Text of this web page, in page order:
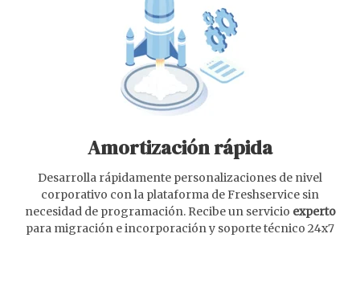
Amortización rápida
Desarrolla rápidamente personalizaciones de nivel
corporativo con la plataforma de Freshservice sin
necesidad de programación. Recibe un servicio experto
para migración e incorporación y soporte técnico 24x7